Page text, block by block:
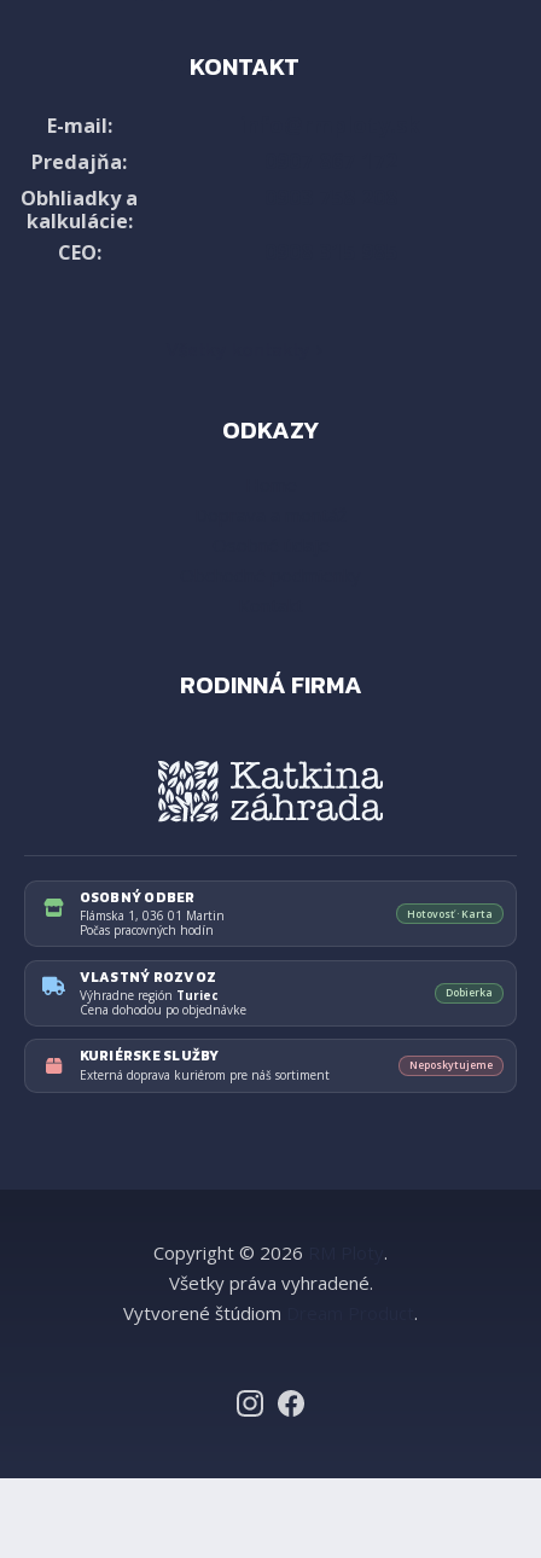
KONTAKT
E-mail:
Predajňa:
Obhliadky a
kalkulácie:
CEO:
ODKAZY
RODINNÁ FIRMA
OSOBNÝ ODBER
Flámska 1, 036 01 Martin
Počas pracovných hodín
Hotovosť · Karta
VLASTNÝ ROZVOZ
Výhradne región Turiec
Cena dohodou po objednávke
Dobierka
KURIÉRSKE SLUŽBY
Externá doprava kuriérom pre náš sortiment
Neposkytujeme
Copyright © 2026
.
Všetky práva vyhradené.
Vytvorené štúdiom
.